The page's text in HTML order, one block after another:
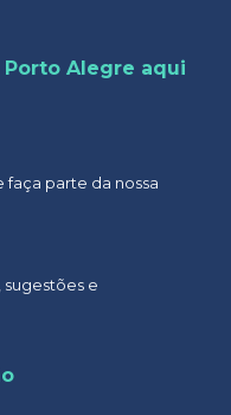
Alegre aqui
faça parte da nossa
e